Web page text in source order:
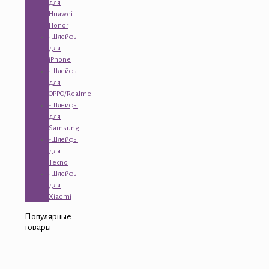
для
Huawei
Honor
-Шлейфы
для
iPhone
-Шлейфы
для
OPPO/Realme
-Шлейфы
для
Samsung
-Шлейфы
для
Tecno
-Шлейфы
для
Xiaomi
Популярные
товары